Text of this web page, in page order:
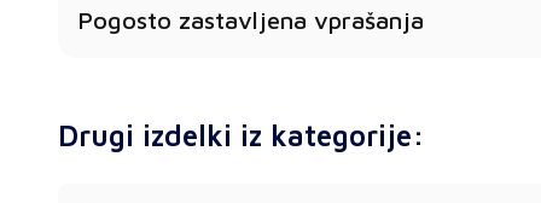
Pogosto zastavljena vprašanja
fermentacijo.
Drugi izdelki iz kategorije: